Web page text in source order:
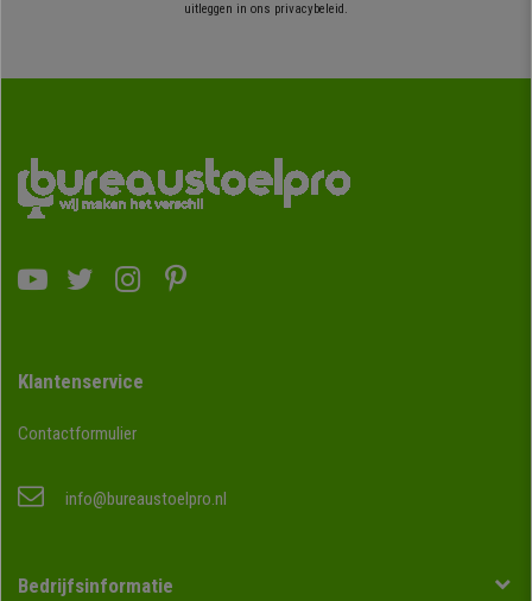
uitleggen in ons privacybeleid.
Klantenservice
Contactformulier
info@bureaustoelpro.nl
Bedrijfsinformatie